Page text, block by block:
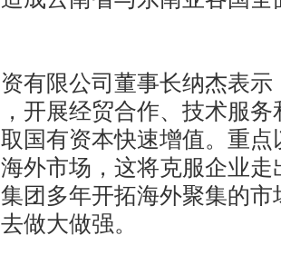
有限公司董事长纳杰表
开展经贸合作、技术服
国有资本快速增值。重
外市场，这将克服企业走
团多年开拓海外聚集的
做大做强。